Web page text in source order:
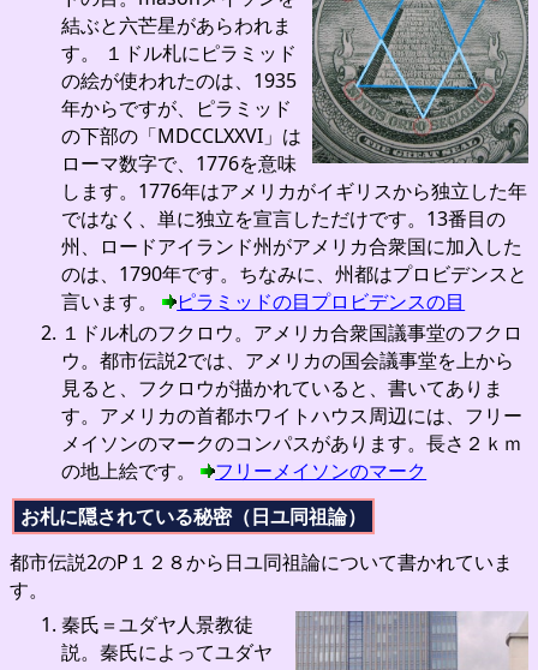
結ぶと六芒星があらわれま
す。 １ドル札にピラミッド
の絵が使われたのは、1935
年からですが、ピラミッド
の下部の「MDCCLXXVI」は
ローマ数字で、1776を意味
します。1776年はアメリカがイギリスから独立した年
ではなく、単に独立を宣言しただけです。13番目の
州、ロードアイランド州がアメリカ合衆国に加入した
のは、1790年です。ちなみに、州都はプロビデンスと
言います。
ピラミッドの目プロビデンスの目
１ドル札のフクロウ。アメリカ合衆国議事堂のフクロ
ウ。都市伝説2では、アメリカの国会議事堂を上から
見ると、フクロウが描かれていると、書いてありま
す。アメリカの首都ホワイトハウス周辺には、フリー
メイソンのマークのコンパスがあります。長さ２ｋｍ
の地上絵です。 フリーメイソンのマーク
お札に隠されている秘密（日ユ同祖論）
都市伝説2のP１２８から日ユ同祖論について書かれていま
す。
秦氏＝ユダヤ人景教徒
説。秦氏によってユダヤ